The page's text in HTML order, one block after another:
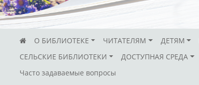
О БИБЛИОТЕКЕ ЧИТАТЕЛЯМ ДЕТЯМ
СЕЛЬСКИЕ БИБЛИОТЕКИ
ДОСТУПНАЯ СРЕДА
Часто задаваемые вопросы